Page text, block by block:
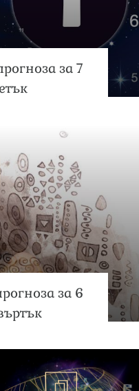
за 7
за 6